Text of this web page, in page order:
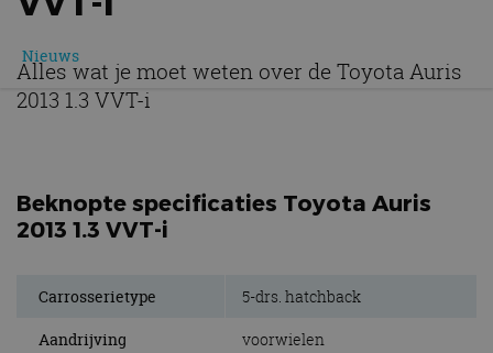
Nieuws
Alles wat je moet weten over de Toyota Auris
2013 1.3 VVT-i
Beknopte specificaties Toyota Auris
2013 1.3 VVT-i
Carrosserietype 5-drs. hatchback
Aandrijving voorwielen